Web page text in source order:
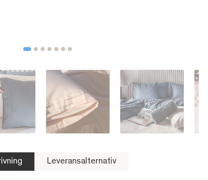
Leveransalternativ